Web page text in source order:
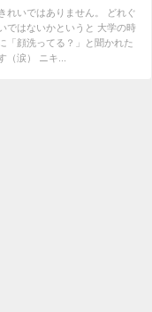
れいではありません。 どれぐ
ではないかというと 大学の時
「顔洗ってる？」と聞かれた
（涙） ニキ...